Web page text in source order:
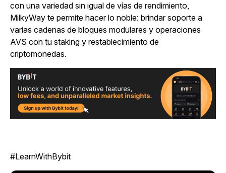
con una variedad sin igual de vías de rendimiento,
MilkyWay te permite hacer lo noble: brindar soporte a
varias cadenas de bloques modulares y operaciones
AVS con tu staking y restablecimiento de
criptomonedas.
#LearnWithBybit